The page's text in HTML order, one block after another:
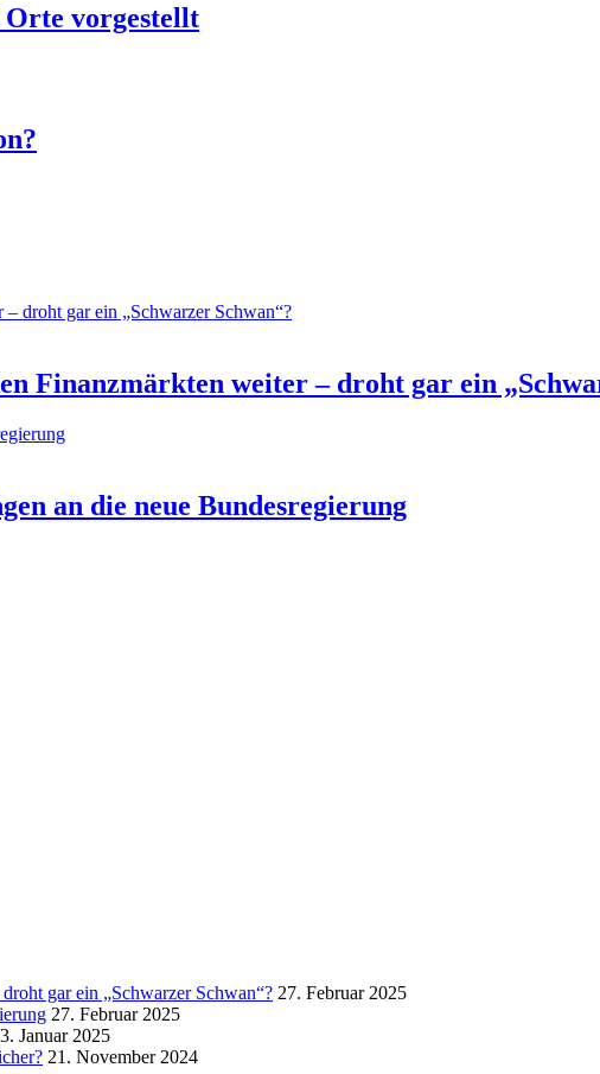
Orte vorgestellt
Finanzmärkten weiter – droht gar ein
an die neue Bundesregierung
gar ein „Schwarzer Schwan“? 27. Februar 2025
27. Februar 2025
Januar 2025
21. November 2024